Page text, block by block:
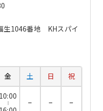
生1046番地 KHスパイ
金 土 日
祝
10:00
− − −